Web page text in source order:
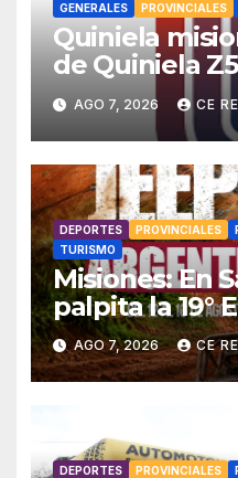
GENERALES PROVINCIALES
Quiniela
de Quiniela
de los sorteos
«Poceada» –
la INFO –
AGO 7, 2026 CE
DEPORTES PROVINCIALES
TURISMO
Misiones: En
palpita la 19°
«Jeep Fest» –
detalles
AGO 7, 2026 CE
DEPORTES PROVINCIALES